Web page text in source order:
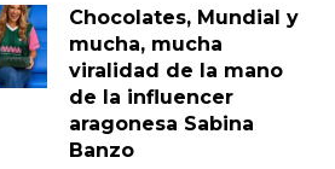
Chocolates, Mundial y
mucha, mucha
viralidad de la mano
de la influencer
aragonesa Sabina
Banzo